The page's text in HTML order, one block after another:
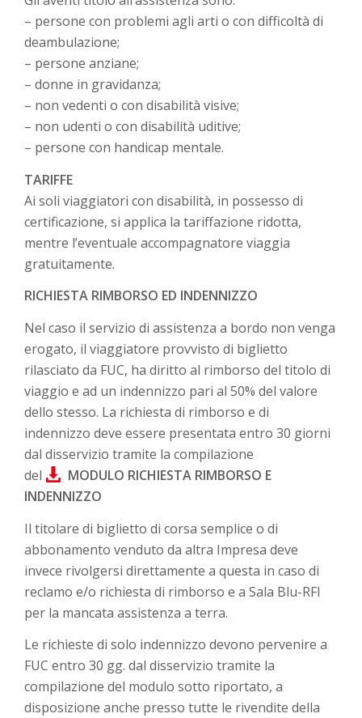
– persone con problemi agli arti o con difficoltà di
deambulazione;
– persone anziane;
– donne in gravidanza;
– non vedenti o con disabilità visive;
– non udenti o con disabilità uditive;
– persone con handicap mentale.
TARIFFE
Ai soli viaggiatori con disabilità, in possesso di
certificazione, si applica la tariffazione ridotta,
mentre l’eventuale accompagnatore viaggia
gratuitamente.
RICHIESTA RIMBORSO ED INDENNIZZO
Nel caso il servizio di assistenza a bordo non venga
erogato, il viaggiatore provvisto di biglietto
rilasciato da FUC, ha diritto al rimborso del titolo di
viaggio e ad un indennizzo pari al 50% del valore
dello stesso. La richiesta di rimborso e di
indennizzo deve essere presentata entro 30 giorni
dal disservizio tramite la compilazione
del
MODULO RICHIESTA RIMBORSO E
INDENNIZZO
Il titolare di biglietto di corsa semplice o di
abbonamento venduto da altra Impresa deve
invece rivolgersi direttamente a questa in caso di
reclamo e/o richiesta di rimborso e a Sala Blu-RFI
per la mancata assistenza a terra.
Le richieste di solo indennizzo devono pervenire a
FUC entro 30 gg. dal disservizio tramite la
compilazione del modulo sotto riportato, a
disposizione anche presso tutte le rivendite della